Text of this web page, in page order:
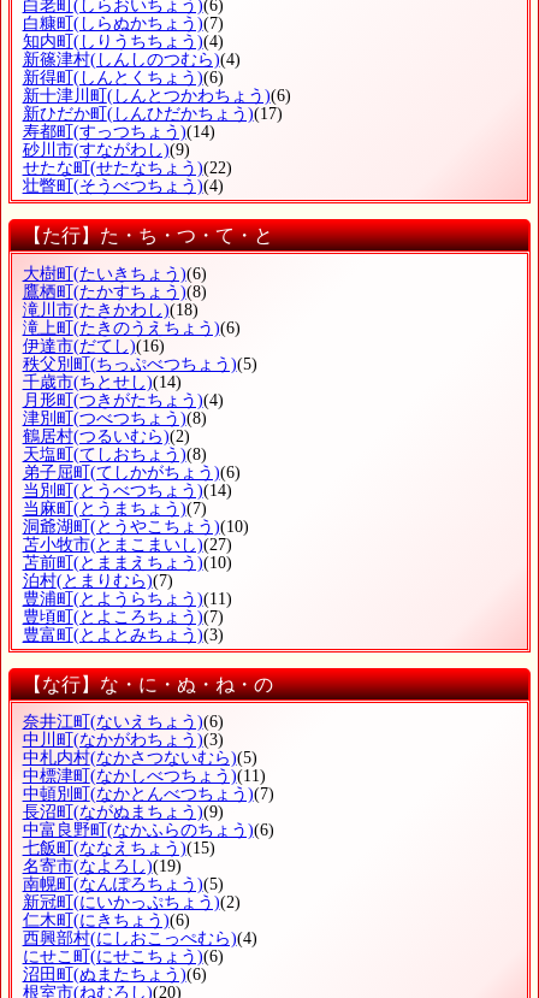
白老町 (しらおいちょう)(6)
白糠町 (しらぬかちょう)(7)
知内町 (しりうちちょう)(4)
新篠津村(しんしのつむら)(4)
新得町 (しんとくちょう)(6)
新十津川町 (しんとつかわちょう)(6)
新ひだか町 (しんひだかちょう)(17)
寿都町 (すっつちょう)(14)
砂川市(すながわし)(9)
せたな町 (せたなちょう)(22)
壮瞥町 (そうべつちょう)(4)
【た行】た・ち・つ・て・と
大樹町(たいきちょう)(6)
鷹栖町(たかすちょう)(8)
滝川市(たきかわし)(18)
滝上町(たきのうえちょう)(6)
伊達市(だてし)(16)
秩父別町(ちっぷべつちょう)(5)
千歳市(ちとせし)(14)
月形町(つきがたちょう)(4)
津別町(つべつちょう)(8)
鶴居村(つるいむら)(2)
天塩町(てしおちょう)(8)
弟子屈町(てしかがちょう)(6)
当別町(とうべつちょう)(14)
当麻町(とうまちょう)(7)
洞爺湖町(とうやこちょう)(10)
苫小牧市(とまこまいし)(27)
苫前町(とままえちょう)(10)
泊村(とまりむら)(7)
豊浦町(とようらちょう)(11)
豊頃町(とよころちょう)(7)
豊富町(とよとみちょう)(3)
【な行】な・に・ぬ・ね・の
奈井江町 (ないえちょう)(6)
中川町 (なかがわちょう)(3)
中札内村(なかさつないむら)(5)
中標津町 (なかしべつちょう)(11)
中頓別町 (なかとんべつちょう)(7)
長沼町 (ながぬまちょう)(9)
中富良野町 (なかふらのちょう)(6)
七飯町 (ななえちょう)(15)
名寄市(なよろし)(19)
南幌町 (なんぽろちょう)(5)
新冠町 (にいかっぷちょう)(2)
仁木町 (にきちょう)(6)
西興部村(にしおこっぺむら)(4)
にせこ町 (にせこちょう)(6)
沼田町 (ぬまたちょう)(6)
根室市(ねむろし)(20)